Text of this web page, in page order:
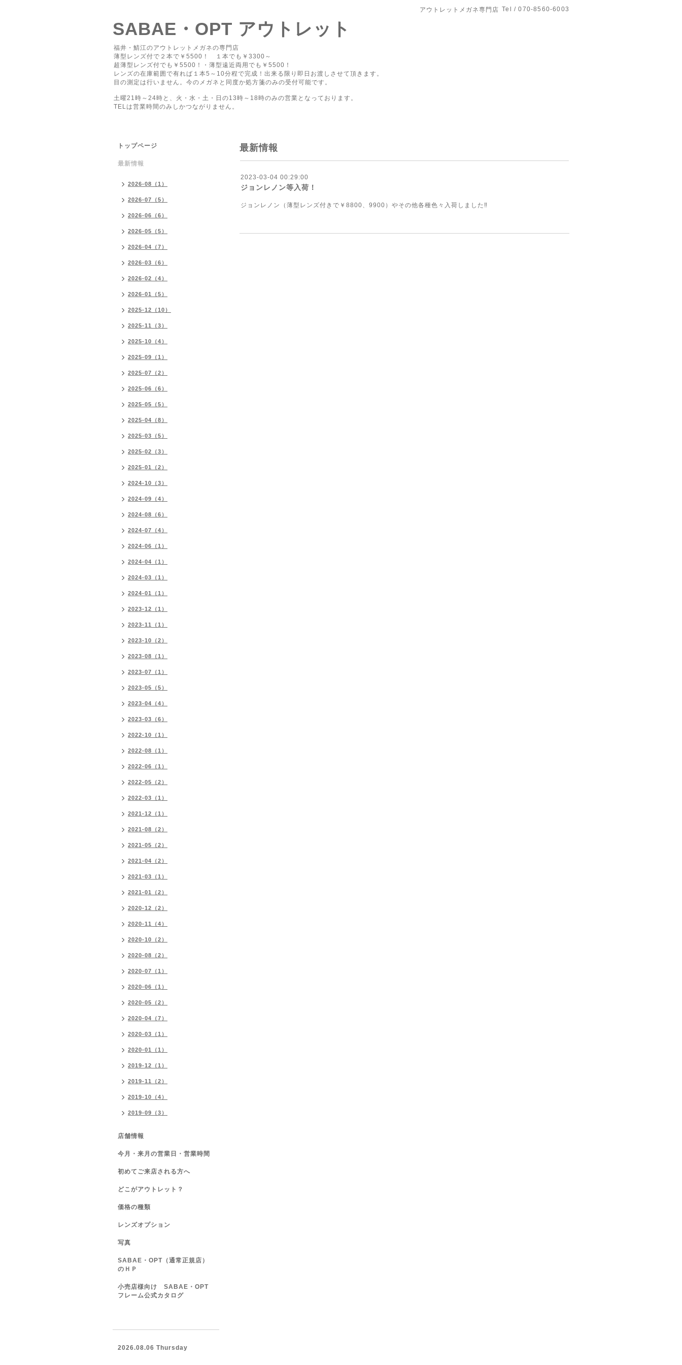
アウトレットメガネ専門店 Tel / 070-8560-6003
SABAE・OPT アウトレット
福井・鯖江のアウトレットメガネの専門店
薄型レンズ付で２本で￥5500！ １本でも￥3300～
超薄型レンズ付でも￥5500！・薄型遠近両用でも￥5500！
レンズの在庫範囲で有れば１本5～10分程で完成！出来る限り即日お渡しさせて頂きます。
目の測定は行いません。今のメガネと同度か処方箋のみの受付可能です。
土曜21時～24時と、火・水・土・日の13時～18時のみの営業となっております。
TELは営業時間のみしかつながりません。
最新情報
2023-03-04 00:29:00
ジョンレノン等入荷！
ジョンレノン（薄型レンズ付きで￥8800、9900）やその他各種色々入荷しました‼
トップページ
最新情報
2026-08（1）
2026-07（5）
2026-06（6）
2026-05（5）
2026-04（7）
2026-03（6）
2026-02（4）
2026-01（5）
2025-12（10）
2025-11（3）
2025-10（4）
2025-09（1）
2025-07（2）
2025-06（6）
2025-05（5）
2025-04（8）
2025-03（5）
2025-02（3）
2025-01（2）
2024-10（3）
2024-09（4）
2024-08（6）
2024-07（4）
2024-06（1）
2024-04（1）
2024-03（1）
2024-01（1）
2023-12（1）
2023-11（1）
2023-10（2）
2023-08（1）
2023-07（1）
2023-05（5）
2023-04（4）
2023-03（6）
2022-10（1）
2022-08（1）
2022-06（1）
2022-05（2）
2022-03（1）
2021-12（1）
2021-08（2）
2021-05（2）
2021-04（2）
2021-03（1）
2021-01（2）
2020-12（2）
2020-11（4）
2020-10（2）
2020-08（2）
2020-07（1）
2020-06（1）
2020-05（2）
2020-04（7）
2020-03（1）
2020-01（1）
2019-12（1）
2019-11（2）
2019-10（4）
2019-09（3）
店舗情報
今月・来月の営業日・営業時間
初めてご来店される方へ
どこがアウトレット？
価格の種類
レンズオプション
写真
SABAE・OPT（通常正規店）
のＨＰ
小売店様向け SABAE・OPT
フレーム公式カタログ
2026.08.06 Thursday